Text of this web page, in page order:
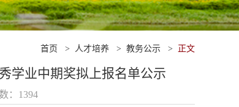
首页 > 人才培养 > 教务公示 > 正文
学业中期奖拟上报名单公示
： 1394